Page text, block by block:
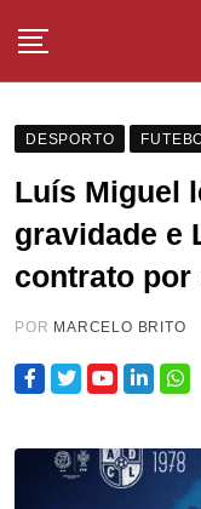
DESPORTO
Luís Miguel
gravidade e
contrato por
POR MARCELO BRITO